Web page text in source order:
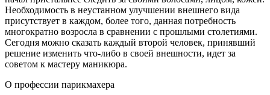
Необходимость в неустанном улучшении внешнего вида
присутствует в каждом, более того, данная потребность
многократно возросла в сравнении с прошлыми столетиями.
Сегодня можно сказать каждый второй человек, принявший
решение изменить что-либо в своей внешности, идет за
советом к мастеру маникюра.
О профессии парикмахера